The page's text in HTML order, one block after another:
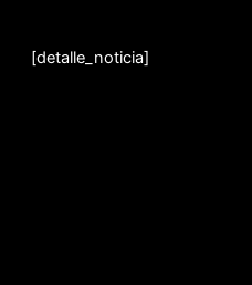
contenido
[detalle_noticia]